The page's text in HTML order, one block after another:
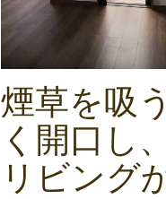
煙草を吸
く開口し
リビング